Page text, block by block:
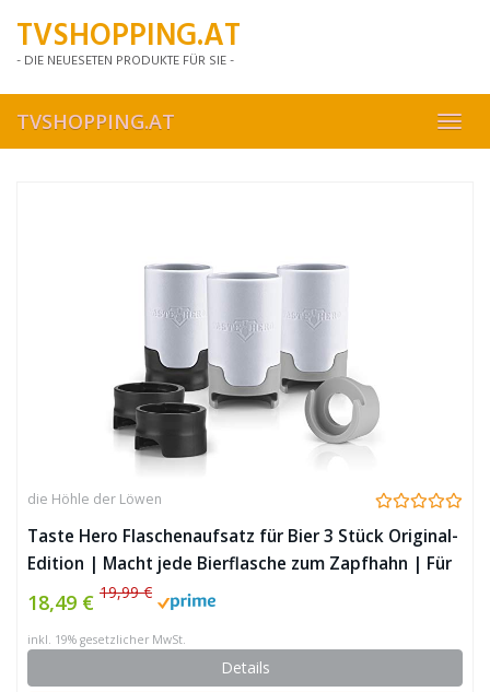
mainTVSHOPPING.AT
- DIE NEUESETEN PRODUKTE FÜR SIE -
TVSHOPPING.AT
die Höhle der Löwen
Taste Hero Flaschenaufsatz für Bier 3 Stück Original-
Edition | Macht jede Bierflasche zum Zapfhahn | Für
Glas- und PET-Flaschen, spülmaschinengeeignet
18,49 € 19,99 €
inkl. 19% gesetzlicher MwSt.
Details